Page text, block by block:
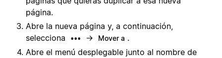
página.
Abre la nueva página y, a continuación,
selecciona
••• → Mover a .
Abre el menú desplegable junto al nombre de